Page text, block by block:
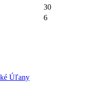
30
6
Úľany